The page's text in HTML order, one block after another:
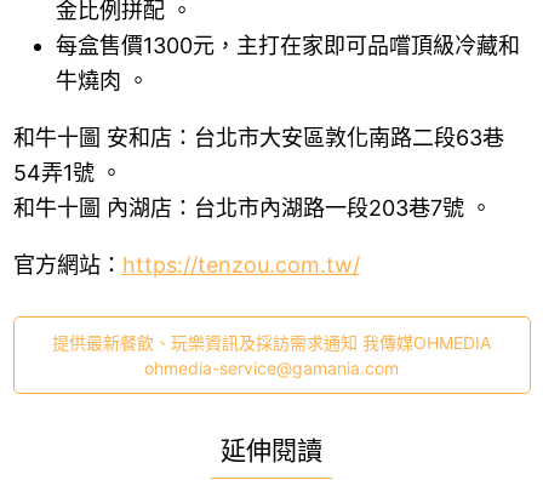
金比例拼配 。
每盒售價1300元，主打在家即可品嚐頂級冷藏和
牛燒肉 。
和牛十圖 安和店：台北市大安區敦化南路二段63巷
54弄1號 。
和牛十圖 內湖店：台北市內湖路一段203巷7號 。
官方網站： https://tenzou.com.tw/
提供最新餐飲、玩樂資訊及採訪需求通知 我傳媒OHMEDIA
ohmedia-service@gamania.com
延伸閱讀